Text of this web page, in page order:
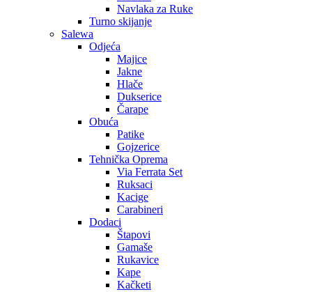
Navlaka za Ruke
Turno skijanje
Salewa
Odjeća
Majice
Jakne
Hlače
Dukserice
Čarape
Obuća
Patike
Gojzerice
Tehnička Oprema
Via Ferrata Set
Ruksaci
Kacige
Carabineri
Dodaci
Štapovi
Gamaše
Rukavice
Kape
Kačketi